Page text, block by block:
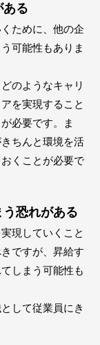
ある
ために、他の企
可能性もありま
のようなキャリ
を実現すること
必要です。ま
ちんと環境を活
くことが必要で
恐れがある
現していくこと
ですが、昇給す
しまう可能性も
して従業員にき